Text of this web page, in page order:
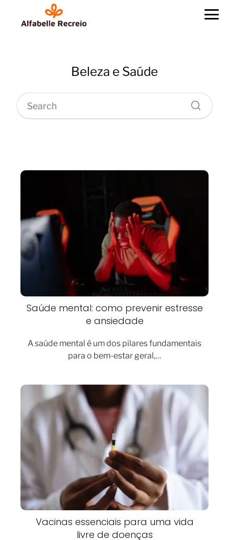
Beleza e Saúde
Saúde mental: como prevenir estresse
e ansiedade
A saúde mental é um dos pilares fundamentais
para o bem-estar geral,…
Vacinas essenciais para uma vida
livre de doenças